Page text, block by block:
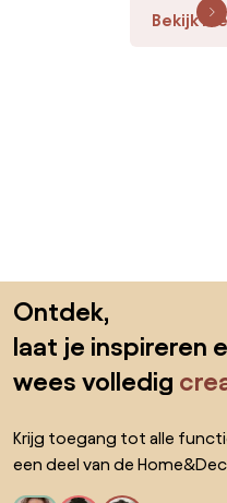
Bekijk
Ontdek,
laat je inspireren
wees volledig
Krijg toegang tot alle
een deel van de